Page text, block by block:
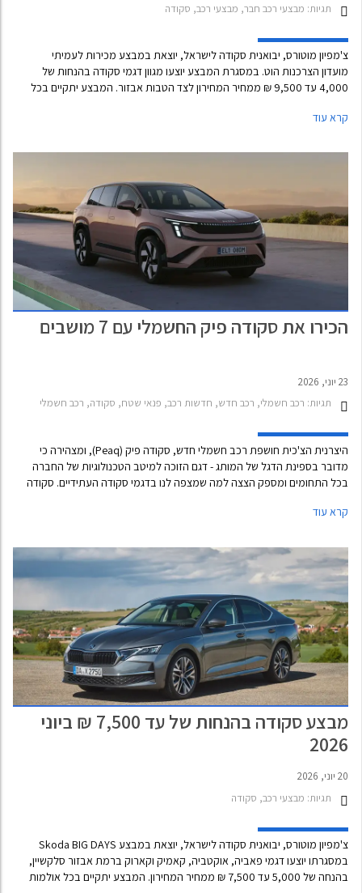
תגיות: מבצעי רכב חבר, מבצעי רכב, סקודה
צ'מפיון מוטורס, יבואנית סקודה לישראל, יוצאת במבצע מכירות לעמיתי
מועדון הצרכנות הוט. במסגרת המבצע יוצעו מגוון דגמי סקודה בהנחות של
4,000 עד 9,500 ₪ ממחיר המחירון לצד הטבות אבזור. המבצע יתקיים בכל
קרא עוד
הכירו את סקודה פיק החשמלי עם 7 מושבים
23 יוני, 2026
תגיות: רכב חשמלי, רכב חדש, חדשות רכב, פנאי שטח, סקודה, רכב חשמלי
היצרנית הצ'כית חושפת רכב חשמלי חדש, סקודה פיק (Peaq), ומצהירה כי
מדובר בספינת הדגל של המותג - דגם הזוכה למיטב הטכנולוגיות של החברה
בכל התחומים ומספק הצצה למה שמצפה לנו בדגמי סקודה העתידיים. סקודה
פתרונות מעניינים כמו שסקודה יודעת לספק, טכנולוגיה עדכנית ועיצוב סולידי.
EV9, כך שהוא יושב בדיוק בנקודת האמצע שבין שני הסגמנטים. לישראל צפוי
הדגם להגיע במהלך שנת 2027.
קרא עוד
מבצע סקודה בהנחות של עד 7,500 ₪ ביוני
2026
20 יוני, 2026
תגיות: מבצעי רכב, סקודה
צ'מפיון מוטורס, יבואנית סקודה לישראל, יוצאת במבצע Skoda BIG DAYS
במסגרתו יוצעו דגמי פאביה, אוקטביה, קאמיק וקארוק ברמת אבזור סלקשיין,
בהנחה של 5,000 עד 7,500 ₪ ממחיר המחירון. המבצע יתקיים בכל אולמות